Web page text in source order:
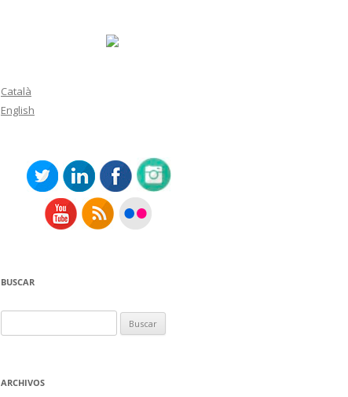
Català
English
BUSCAR
ARCHIVOS